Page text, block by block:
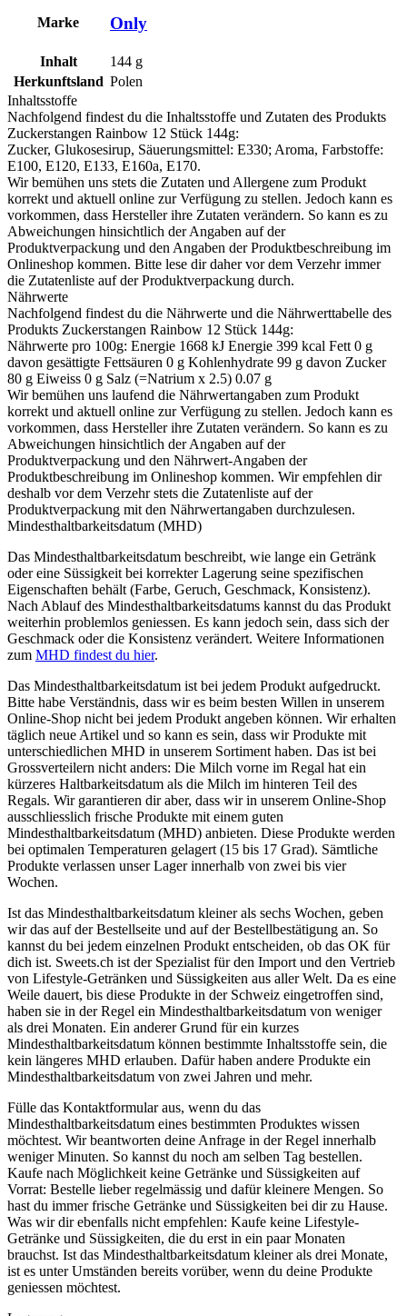
Marke Only
Inhalt 144 g
Herkunftsland Polen
Inhaltsstoffe
Nachfolgend findest du die Inhaltsstoffe und Zutaten des Produkts
Zuckerstangen Rainbow 12 Stück 144g:
Zucker, Glukosesirup, Säuerungsmittel: E330; Aroma, Farbstoffe:
E100, E120, E133, E160a, E170.
Wir bemühen uns stets die Zutaten und Allergene zum Produkt
korrekt und aktuell online zur Verfügung zu stellen. Jedoch kann es
vorkommen, dass Hersteller ihre Zutaten verändern. So kann es zu
Abweichungen hinsichtlich der Angaben auf der
Produktverpackung und den Angaben der Produktbeschreibung im
Onlineshop kommen. Bitte lese dir daher vor dem Verzehr immer
die Zutatenliste auf der Produktverpackung durch.
Nährwerte
Nachfolgend findest du die Nährwerte und die Nährwerttabelle des
Produkts Zuckerstangen Rainbow 12 Stück 144g:
Nährwerte pro 100g: Energie 1668 kJ Energie 399 kcal Fett 0 g
davon gesättigte Fettsäuren 0 g Kohlenhydrate 99 g davon Zucker
80 g Eiweiss 0 g Salz (=Natrium x 2.5) 0.07 g
Wir bemühen uns laufend die Nährwertangaben zum Produkt
korrekt und aktuell online zur Verfügung zu stellen. Jedoch kann es
vorkommen, dass Hersteller ihre Zutaten verändern. So kann es zu
Abweichungen hinsichtlich der Angaben auf der
Produktverpackung und den Nährwert-Angaben der
Produktbeschreibung im Onlineshop kommen. Wir empfehlen dir
deshalb vor dem Verzehr stets die Zutatenliste auf der
Produktverpackung mit den Nährwertangaben durchzulesen.
Mindesthaltbarkeitsdatum (MHD)
Das Mindesthaltbarkeitsdatum beschreibt, wie lange ein Getränk
oder eine Süssigkeit bei korrekter Lagerung seine spezifischen
Eigenschaften behält (Farbe, Geruch, Geschmack, Konsistenz).
Nach Ablauf des Mindesthaltbarkeitsdatums kannst du das Produkt
weiterhin problemlos geniessen. Es kann jedoch sein, dass sich der
Geschmack oder die Konsistenz verändert. Weitere Informationen
zum MHD findest du hier.
Das Mindesthaltbarkeitsdatum ist bei jedem Produkt aufgedruckt.
Bitte habe Verständnis, dass wir es beim besten Willen in unserem
Online-Shop nicht bei jedem Produkt angeben können. Wir erhalten
täglich neue Artikel und so kann es sein, dass wir Produkte mit
unterschiedlichen MHD in unserem Sortiment haben. Das ist bei
Grossverteilern nicht anders: Die Milch vorne im Regal hat ein
kürzeres Haltbarkeitsdatum als die Milch im hinteren Teil des
Regals. Wir garantieren dir aber, dass wir in unserem Online-Shop
ausschliesslich frische Produkte mit einem guten
Mindesthaltbarkeitsdatum (MHD) anbieten. Diese Produkte werden
bei optimalen Temperaturen gelagert (15 bis 17 Grad). Sämtliche
Produkte verlassen unser Lager innerhalb von zwei bis vier
Wochen.
Ist das Mindesthaltbarkeitsdatum kleiner als sechs Wochen, geben
wir das auf der Bestellseite und auf der Bestellbestätigung an. So
kannst du bei jedem einzelnen Produkt entscheiden, ob das OK für
dich ist. Sweets.ch ist der Spezialist für den Import und den Vertrieb
von Lifestyle-Getränken und Süssigkeiten aus aller Welt. Da es eine
Weile dauert, bis diese Produkte in der Schweiz eingetroffen sind,
haben sie in der Regel ein Mindesthaltbarkeitsdatum von weniger
als drei Monaten. Ein anderer Grund für ein kurzes
Mindesthaltbarkeitsdatum können bestimmte Inhaltsstoffe sein, die
kein längeres MHD erlauben. Dafür haben andere Produkte ein
Mindesthaltbarkeitsdatum von zwei Jahren und mehr.
Fülle das Kontaktformular aus, wenn du das
Mindesthaltbarkeitsdatum eines bestimmten Produktes wissen
möchtest. Wir beantworten deine Anfrage in der Regel innerhalb
weniger Minuten. So kannst du noch am selben Tag bestellen.
Kaufe nach Möglichkeit keine Getränke und Süssigkeiten auf
Vorrat: Bestelle lieber regelmässig und dafür kleinere Mengen. So
hast du immer frische Getränke und Süssigkeiten bei dir zu Hause.
Was wir dir ebenfalls nicht empfehlen: Kaufe keine Lifestyle-
Getränke und Süssigkeiten, die du erst in ein paar Monaten
brauchst. Ist das Mindesthaltbarkeitsdatum kleiner als drei Monate,
ist es unter Umständen bereits vorüber, wenn du deine Produkte
geniessen möchtest.